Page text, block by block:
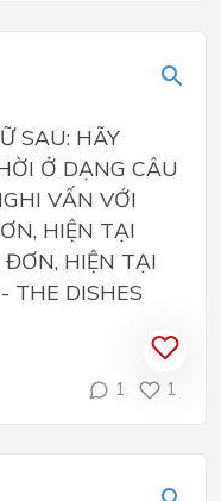
SAU: HÃY
Ở DẠNG CÂU
VẤN VỚI
HIỆN TẠI
HIỆN TẠI
THE DISHES
1 1